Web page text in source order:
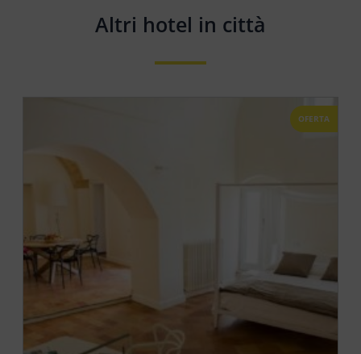
Altri hotel in città
OFERTA